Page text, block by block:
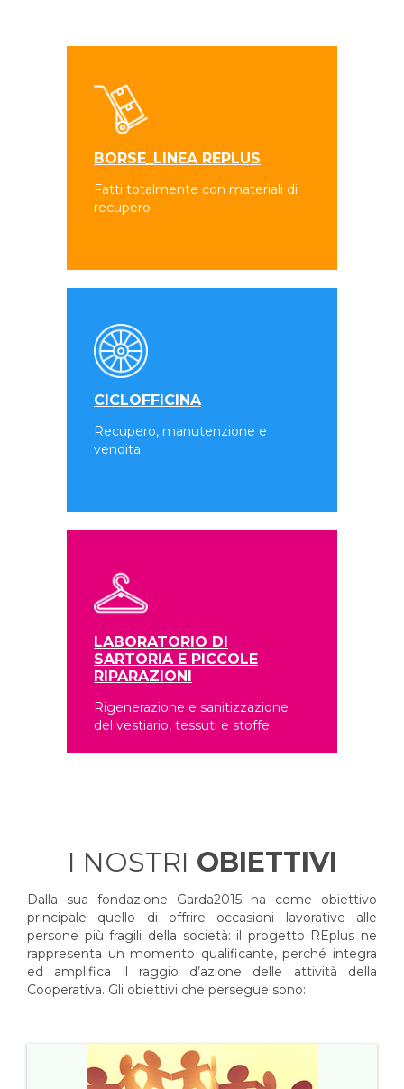
BORSE_LINEA REPLUS
Fatti totalmente con materiali di
recupero
CICLOFFICINA
Recupero, manutenzione e
vendita
LABORATORIO DI
SARTORIA E PICCOLE
RIPARAZIONI
Rigenerazione e sanitizzazione
del vestiario, tessuti e stoffe
I NOSTRI OBIETTIVI
Dalla sua fondazione Garda2015 ha come obiettivo
principale quello di offrire occasioni lavorative alle
persone più fragili della società: il progetto REplus ne
rappresenta un momento qualificante, perché integra
ed amplifica il raggio d’azione delle attività della
Cooperativa. Gli obiettivi che persegue sono: